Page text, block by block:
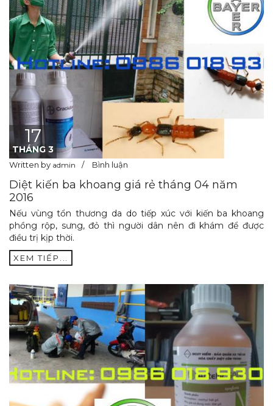
17
THÁNG 3
Written by admin Bình luận
Diệt kiến ba khoang giá rẻ tháng 04 năm
2016
Nếu vùng tổn thương da do tiếp xúc với kiến ba khoang
phồng rộp, sưng, đỏ thì người dân nên đi khám để được
điều trị kịp thời.
XEM TIẾP...